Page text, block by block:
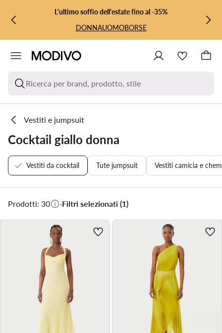
VAI AL CONTENUTO PRINCIPALE
VAI ALLA RICERCAL'ultimo soffio dell'estate fino al -35%
DONNAUOMOBORSE
Ricerca per brand, prodotto, stile
Vestiti e jumpsuit
Cocktail giallo donna
Vestiti da cocktail Tute jumpsuit Vestiti camicia e
Prodotti: 30 ·Filtri selezionati (1)